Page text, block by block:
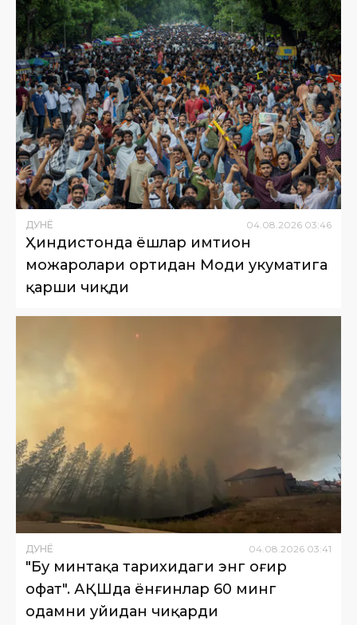
ДУНË 04.08.2026 03:46
Ҳиндистонда ёшлар имтиҳон
можаролари ортидан Моди ҳукуматига
қарши чиқди
ДУНË 04.08.2026 03:41
"Бу минтақа тарихидаги энг оғир
офат". АҚШда ёнғинлар 60 минг
одамни уйидан чиқарди